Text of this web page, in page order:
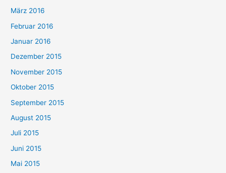
März 2016
Februar 2016
Januar 2016
Dezember 2015
November 2015
Oktober 2015
September 2015
August 2015
Juli 2015
Juni 2015
Mai 2015